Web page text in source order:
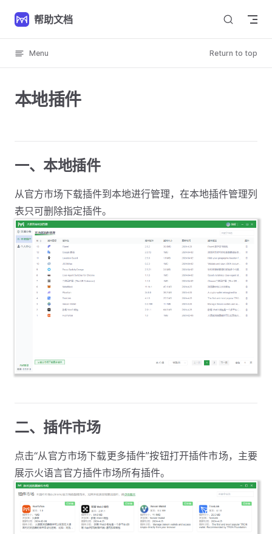
Skip to content
帮助文档
Menu Return to top
本地插件
一、本地插件
从官方市场下载插件到本地进行管理，在本地插件管理列
表只可删除指定插件。
二、插件市场
点击“从官方市场下载更多插件”按钮打开插件市场，主要
展示火语言官方插件市场所有插件。